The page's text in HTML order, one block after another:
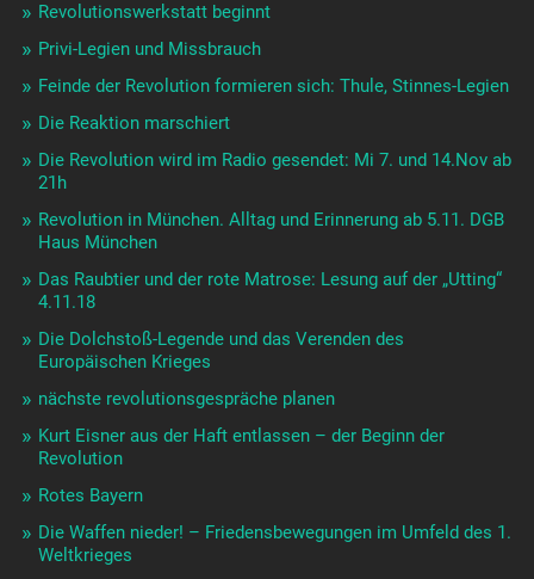
Revolutionswerkstatt beginnt
Privi-Legien und Missbrauch
Feinde der Revolution formieren sich: Thule, Stinnes-Legien
Die Reaktion marschiert
Die Revolution wird im Radio gesendet: Mi 7. und 14.Nov ab
21h
Revolution in München. Alltag und Erinnerung ab 5.11. DGB
Haus München
Das Raubtier und der rote Matrose: Lesung auf der „Utting“
4.11.18
Die Dolchstoß-Legende und das Verenden des
Europäischen Krieges
nächste revolutionsgespräche planen
Kurt Eisner aus der Haft entlassen – der Beginn der
Revolution
Rotes Bayern
Die Waffen nieder! – Friedensbewegungen im Umfeld des 1.
Weltkrieges